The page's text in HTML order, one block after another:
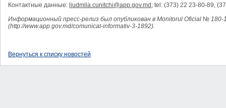
Контактные данные: liudmila.cunitchi@app.gov.md; tel: (373) 22 23-80-89,
Информационный пресс-релиз был опубликован в Monitorul Oficial № 180-
(http://www.app.gov.md/comunicat-informativ-3-1892).
Вернуться к списку новостей